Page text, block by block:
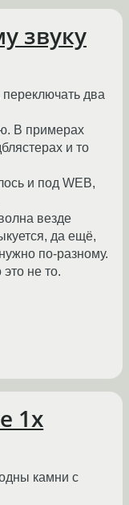
звуку
два
В примерах
и то
и под WEB,
везде
да ещё,
по-разному.
не то.
1x
камни с